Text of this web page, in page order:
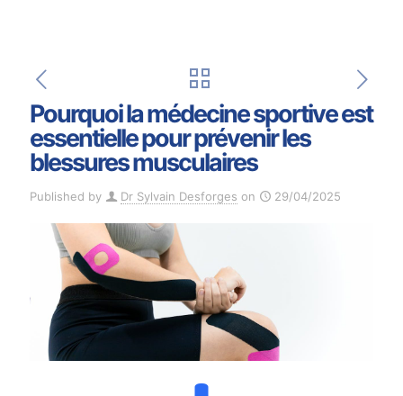
Pourquoi la médecine sportive est
essentielle pour prévenir les
blessures musculaires
Published by Dr Sylvain Desforges on 29/04/2025